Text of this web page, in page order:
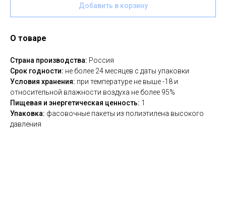
Добавить в корзину
О товаре
Страна производства: Россия
Срок годности: не более 24 месяцев с даты упаковки
Условия хранения: при температуре не выше -18 и
относительной влажности воздуха не более 95%
Пищевая и энергетическая ценность: 1
Упаковка: фасовочные пакеты из полиэтилена высокого
давления